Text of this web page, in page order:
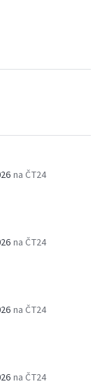
na ČT24
na ČT24
na ČT24
na ČT24